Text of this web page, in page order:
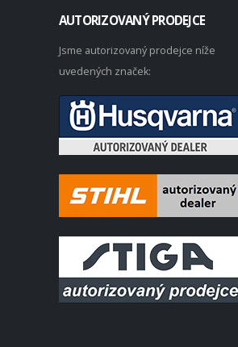
AUTORIZOVANÝ PRODEJCE
Jsme autorizovaný prodejce níže
uvedených značek: